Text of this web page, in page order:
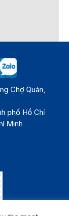
Chợ Quán,
phố Hồ Chí
Minh